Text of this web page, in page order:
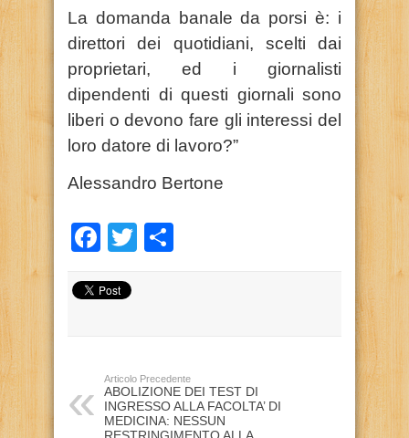
La domanda banale da porsi è: i
direttori dei quotidiani, scelti dai
proprietari, ed i giornalisti
dipendenti di questi giornali sono
liberi o devono fare gli interessi del
loro datore di lavoro?”
Alessandro Bertone
Facebook
Twitter
Articolo Precedente
ABOLIZIONE DEI TEST DI
INGRESSO ALLA FACOLTA’ DI
MEDICINA: NESSUN
RESTRINGIMENTO ALLA